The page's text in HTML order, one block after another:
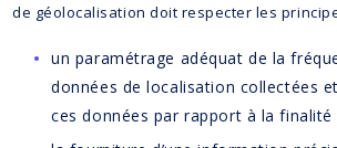
de géolocalisation doit respecter les
un paramétrage adéquat de la
données de localisation collectées
ces données par rapport à la